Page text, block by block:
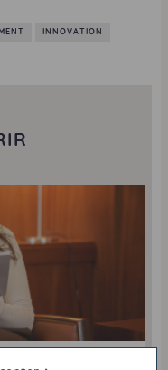
INNOVATION